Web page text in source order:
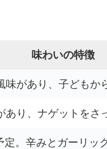
味わいの特徴
味があり、子どもか
あり、ナゲットをさ
定。辛みとガーリッ